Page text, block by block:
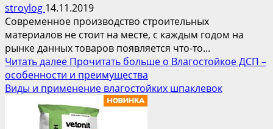
stroylog 14.11.2019
Современное производство строительных
материалов не стоит на месте, с каждым годом на
рынке данных товаров появляется что-то...
Читать далее Прочитать больше о Влагостойкое ДСП –
особенности и преимущества
Виды и применение влагостойких шпаклевок